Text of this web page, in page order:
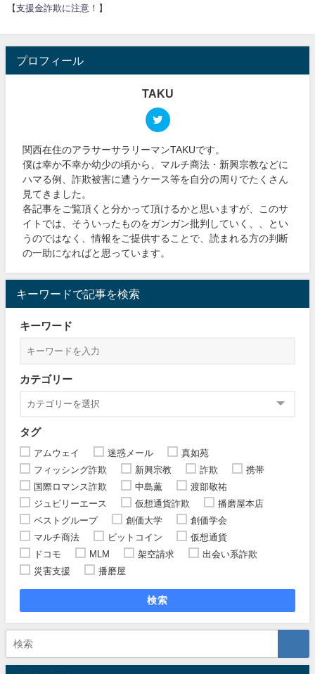
【支援金詐欺に注意！】
プロフィール
TAKU
関西在住のアラサーサラリーマンTAKUです。
僕は幸か不幸か幼少の頃から、マルチ商法・新興宗教などに
ハマる例、詐欺被害に遭うケース等を自分の周りでたくさん
見てきました。
各記事をご覧頂くと分かって頂けるかと思いますが、このサ
イトでは、そういったものをガンガン批判していく、、とい
うのではなく、情報をご提供することで、読まれる方の判断
の一助になればと思っています。
キーワードで記事を検索
キーワード
カテゴリー
タグ
アムウェイ 迷惑メール
真如苑
フィッシング詐欺
新興宗教 詐欺
携帯
国際ロマンス詐欺
中島薫
渡部敬祐
ジュビリーエース
仮想通貨詐欺
播磨屋本店
ベストグループ
創価大学
創価学会
マルチ商法
ビットコイン
仮想通貨
ドコモ
MLM 架空請求
出会い系詐欺
災害支援
播磨屋
検索